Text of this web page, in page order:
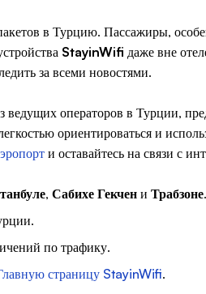
в Турцию. Пассажиры,
StayinWifi даже вне
за всеми новостями.
ведущих операторов в Турции,
ориентироваться и
и оставайтесь на связи с
, Сабихе Гекчен и Трабзоне.
по трафику.
страницу StayinWifi.